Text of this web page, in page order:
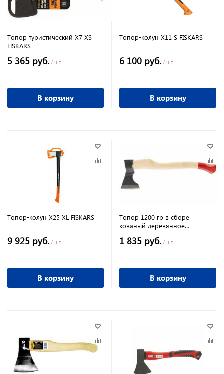
Топор туристический X7 XS
FISKARS
5 365 руб. / шт
В корзину
Топор-колун X11 S FISKARS
6 100 руб. / шт
В корзину
Топор-колун X25 XL FISKARS
9 925 руб. / шт
В корзину
Топор 1200 гр в сборе
кованый деревянное
1 835 руб. / шт
В корзину